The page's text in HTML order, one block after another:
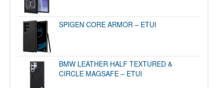
SPIGEN CORE ARMOR – ETUI
BMW LEATHER HALF TEXTURED &
CIRCLE MAGSAFE – ETUI